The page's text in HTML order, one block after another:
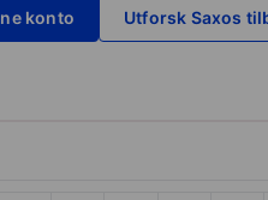
konto
Utforsk Saxos